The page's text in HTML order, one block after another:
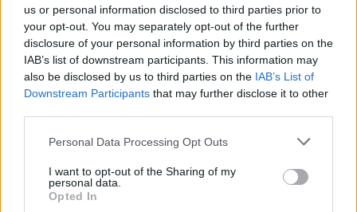
us or personal information disclosed to third parties prior to
your opt-out. You may separately opt-out of the further
disclosure of your personal information by third parties on the
IAB’s list of downstream participants. This information may
also be disclosed by us to third parties on the IAB’s List of
Downstream Participants that may further disclose it to other
Please note that this website/app uses one or more Google
not limited to your visit or usage behaviour. You may click to
grant or deny consent to Google and its third-party tags to
use your data for below specified purposes in below Google
Personal Data Processing Opt Outs
I want to opt-out of the Sharing of my
personal data.
Opted In